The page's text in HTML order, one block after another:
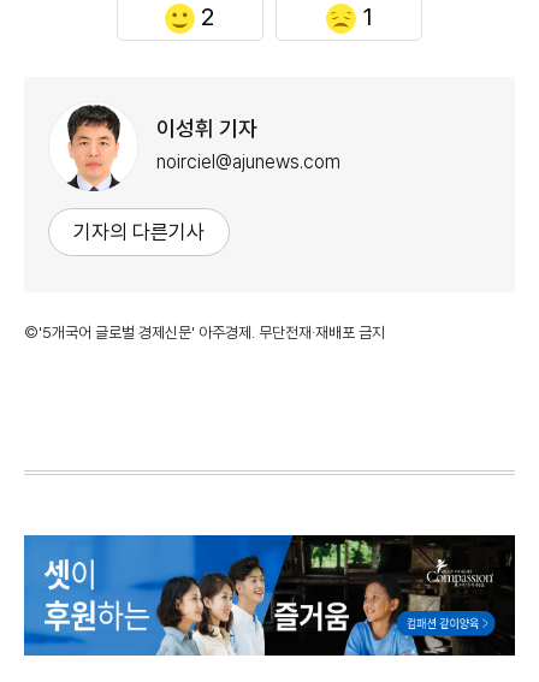
2 1
이성휘 기자
noirciel@ajunews.com
기자의 다른기사
©'5개국어 글로벌 경제신문' 아주경제. 무단전재·재배포 금지